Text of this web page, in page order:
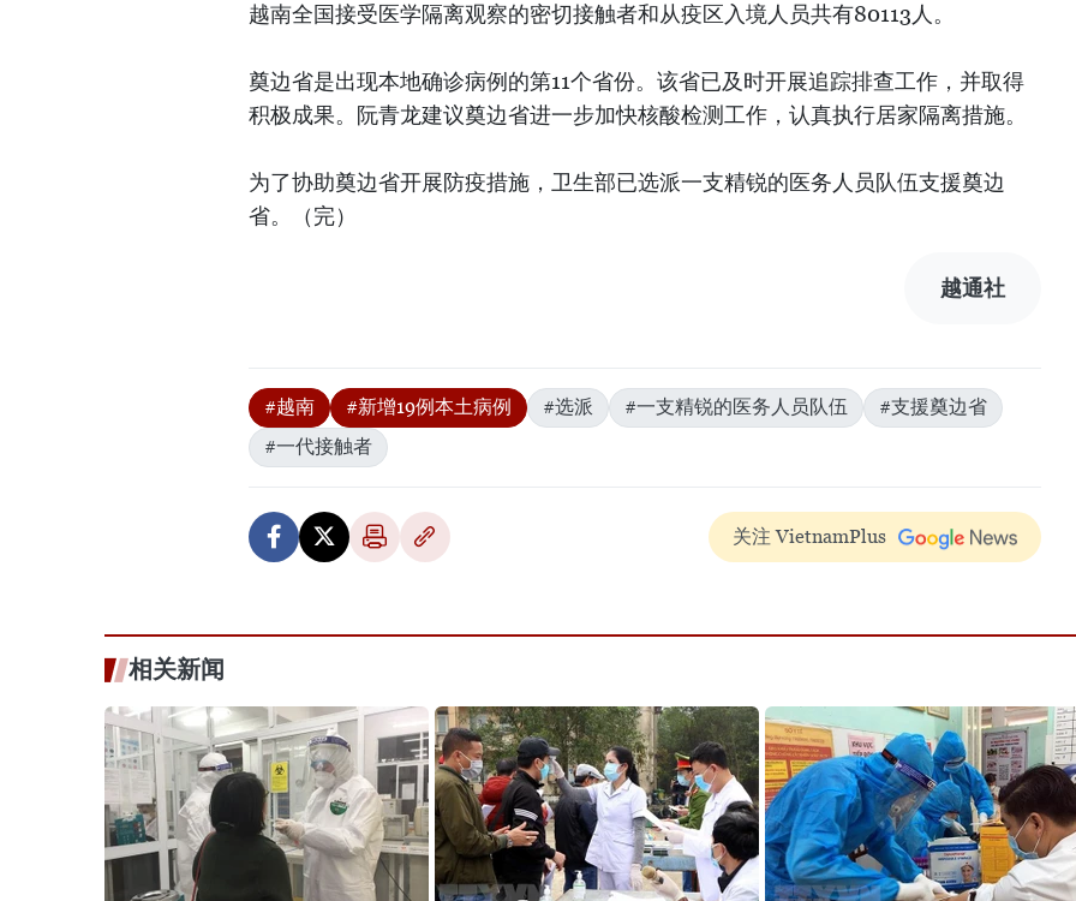
越南全国接受医学隔离观察的密切接触者和从疫区入境人员共有80113人。
奠边省是出现本地确诊病例的第11个省份。该省已及时开展追踪排查工作，并取得
积极成果。阮青龙建议奠边省进一步加快核酸检测工作，认真执行居家隔离措施。
为了协助奠边省开展防疫措施，卫生部已选派一支精锐的医务人员队伍支援奠边
省。（完）
越通社
#越南 #新增19例本土病例 #选派 #一支精锐的医务人员队伍
#支援奠边省
#一代接触者
关注 VietnamPlus
相关新闻